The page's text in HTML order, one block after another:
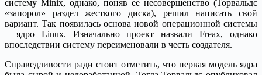
систему Minix, однако, поняв ее несовершенство (Торвальдс
«запорол» раздел жесткого диска), решил написать свой
вариант. Так появилась основа новой операционной системы
– ядро Linux. Изначально проект назвали Freax, однако
впоследствии систему переименовали в честь создателя.
Справедливости ради стоит отметить, что первая модель ядра